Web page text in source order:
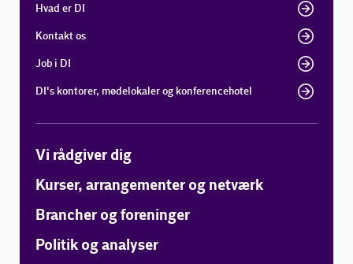
Hvad er DI
Kontakt os
Job i DI
DI's kontorer, mødelokaler og konferencehotel
Vi rådgiver dig
Kurser, arrangementer og netværk
Brancher og foreninger
Politik og analyser